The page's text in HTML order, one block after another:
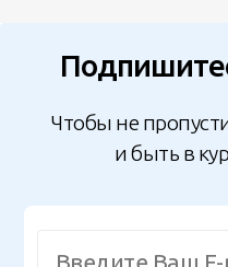
Чтобы не
и быть в